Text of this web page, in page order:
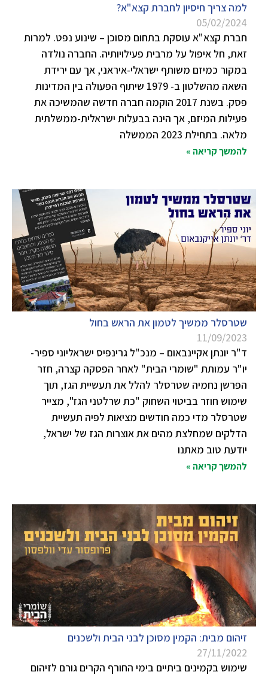
למה צריך חיסיון לחברת קצא"א?
05/02/2024
חברת קצא"א עוסקת בתחום מסוכן – שינוע נפט. למרות
זאת, חל איפול על מרבית פעילויותיה. החברה נולדה
במקור כמיזם משותף ישראלי-איראני, אך עם ירידת
השאה מהשלטון ב- 1979 שיתוף הפעולה בין המדינות
פסק. בשנת 2017 הוקמה חברה חדשה שהמשיכה את
פעילות המיזם, אך הינה בבעלות ישראלית-ממשלתית
מלאה. בתחילת 2023 הממשלה
להמשך קריאה »
שטרסלר ממשיך לטמון את הראש בחול
11/09/2023
ד"ר יונתן אקיינבאום – מנכ"ל גרינפיס ישראליוני ספיר-
יו"ר עמותת "שומרי הבית" לאחר הפסקה קצרה, חזר
הפרשן נחמיה שטרסלר להלל את תעשיית הגז, תוך
שימוש חוזר בביטוי השחוק "כת שרלטני הגז", מצייר
שטרסלר מדי כמה חודשים מציאות לפיה תעשיית
הדלקים שמחלצת מהים את אוצרות הגז של ישראל,
יודעת טוב מאתנו
להמשך קריאה »
זיהום מבית: הקמין מסוכן לבני הבית ולשכנים
27/11/2022
שימוש בקמינים ביתיים בימי החורף הקרים גורם לזיהום